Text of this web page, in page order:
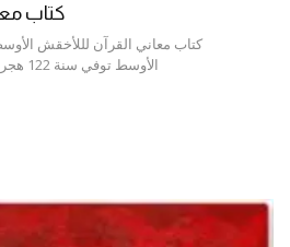
كتاب
كتاب معاني القرآن لللأخقش
الأوسط توفي سنة 122 هجرية رابط المجلد للتحميل المجلد….